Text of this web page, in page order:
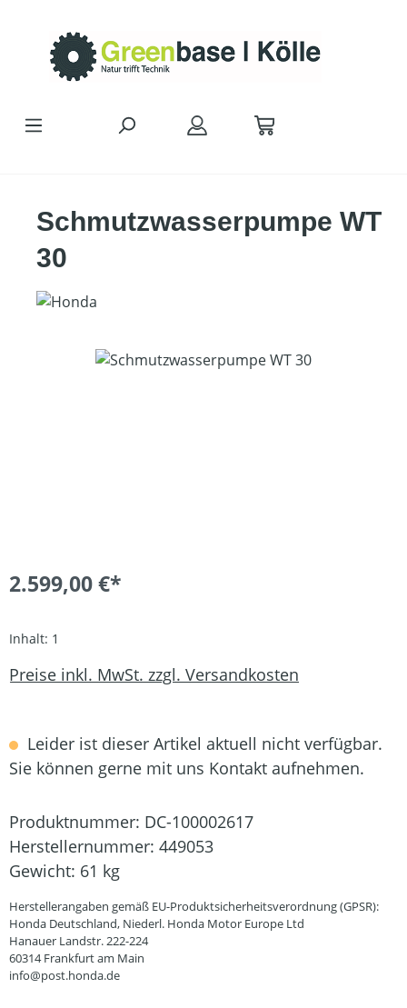
Schmutzwasserpumpe WT
30
Bildergalerie überspringen
2.599,00 €*
Inhalt: 1
Preise inkl. MwSt. zzgl. Versandkosten
Leider ist dieser Artikel aktuell nicht verfügbar.
Sie können gerne mit uns Kontakt aufnehmen.
Produktnummer: DC-100002617
Herstellernummer: 449053
Gewicht: 61 kg
Herstellerangaben gemäß EU-Produktsicherheitsverordnung (GPSR):
Honda Deutschland, Niederl. Honda Motor Europe Ltd
Hanauer Landstr. 222-224
60314 Frankfurt am Main
info@post.honda.de